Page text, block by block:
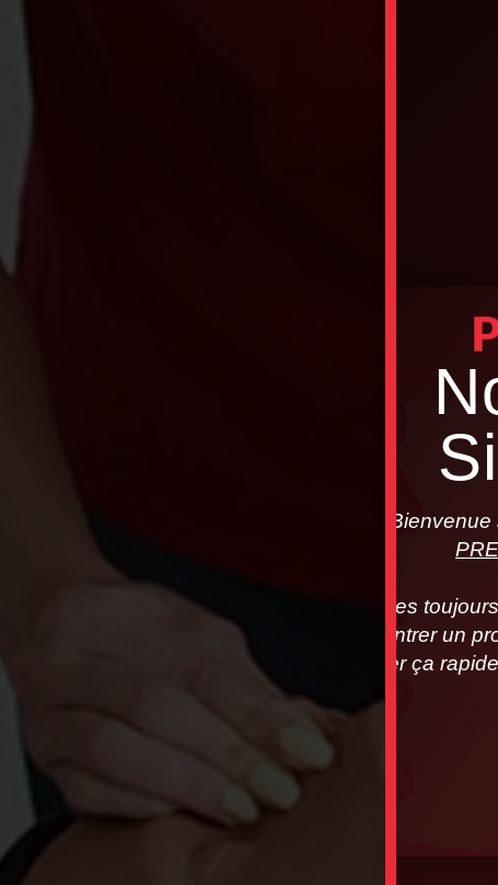
Nous sommes
vous rencontrer un
allons régler ça